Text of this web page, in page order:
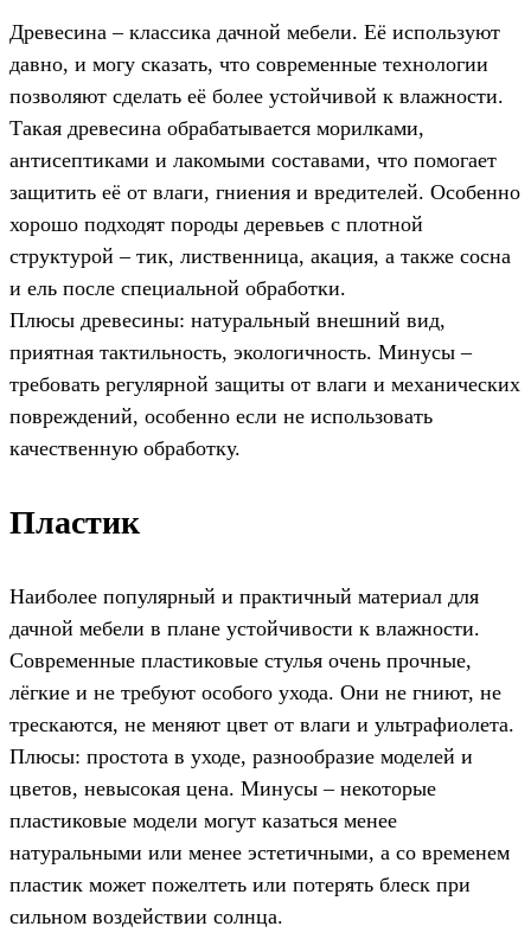
Древесина – классика дачной мебели. Её используют
давно, и могу сказать, что современные технологии
позволяют сделать её более устойчивой к влажности.
Такая древесина обрабатывается морилками,
антисептиками и лакомыми составами, что помогает
защитить её от влаги, гниения и вредителей. Особенно
хорошо подходят породы деревьев с плотной
структурой – тик, лиственница, акация, а также сосна
и ель после специальной обработки.
Плюсы древесины: натуральный внешний вид,
приятная тактильность, экологичность. Минусы –
требовать регулярной защиты от влаги и механических
повреждений, особенно если не использовать
качественную обработку.
Пластик
Наиболее популярный и практичный материал для
дачной мебели в плане устойчивости к влажности.
Современные пластиковые стулья очень прочные,
лёгкие и не требуют особого ухода. Они не гниют, не
трескаются, не меняют цвет от влаги и ультрафиолета.
Плюсы: простота в уходе, разнообразие моделей и
цветов, невысокая цена. Минусы – некоторые
пластиковые модели могут казаться менее
натуральными или менее эстетичными, а со временем
пластик может пожелтеть или потерять блеск при
сильном воздействии солнца.